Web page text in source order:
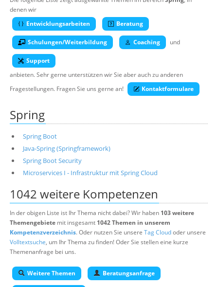
Suche
denen wir
Entwicklungsarbeiten
Beratung
Schulungen/Weiterbildung Coaching und
Support
anbieten. Sehr gerne unterstützen wir Sie aber auch zu anderen
Fragestellungen. Fragen Sie uns gerne an!
Kontaktformulare
Spring
Spring Boot
Java-Spring (Springframework)
Spring Boot Security
Microservices I - Infrastruktur mit Spring Cloud
1042 weitere Kompetenzen
In der obigen Liste ist Ihr Thema nicht dabei? Wir haben 103 weitere
Themengebiete mit insgesamt 1042 Themen in unserem
Kompetenzverzeichnis. Oder nutzen Sie unsere Tag Cloudoder unsere
Volltextsuche, um Ihr Thema zu finden! Oder Sie stellen eine kurze
Themenanfrage bei uns.
Weitere Themen Beratungsanfrage